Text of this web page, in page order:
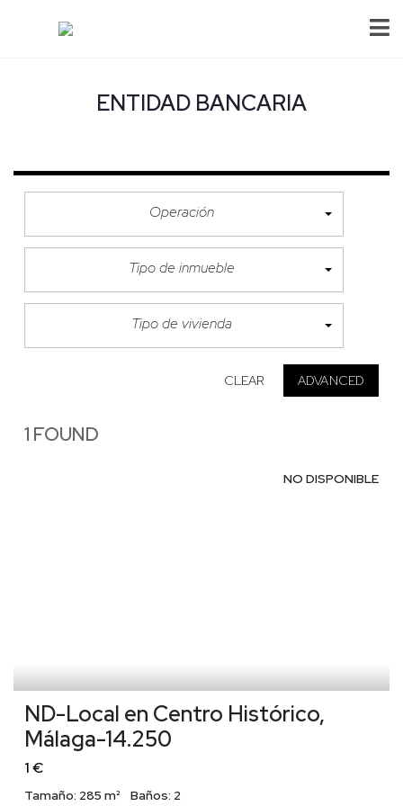
ENTIDAD BANCARIA
Operación
Tipo de inmueble
Tipo de vivienda
CLEAR ADVANCED
1 FOUND
NO DISPONIBLE
ND-Local en Centro Histórico,
Málaga-14.250
1 €
Tamaño: 285 m² Baños: 2